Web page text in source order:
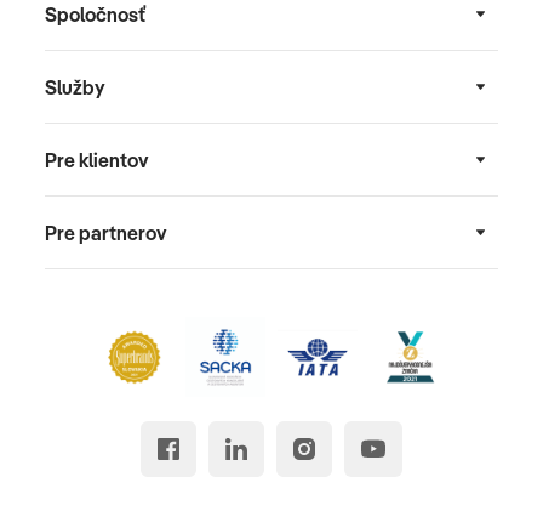
Spoločnosť
Služby
Pre klientov
Pre partnerov